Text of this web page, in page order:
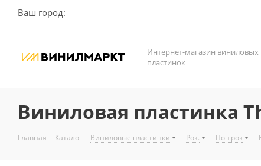
Ваш город:
Интернет-магазин виниловых
пластинок
Виниловая пластинка
Главная - Каталог - Виниловые пластинки - Рок. - Поп рок -